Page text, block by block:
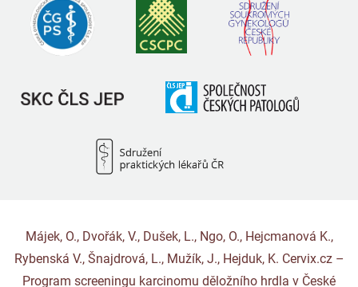
Májek, O., Dvořák, V., Dušek, L., Ngo, O., Hejcmanová K.,
Rybenská V., Šnajdrová, L., Mužík, J., Hejduk, K. Cervix.cz –
Program screeningu karcinomu děložního hrdla v České